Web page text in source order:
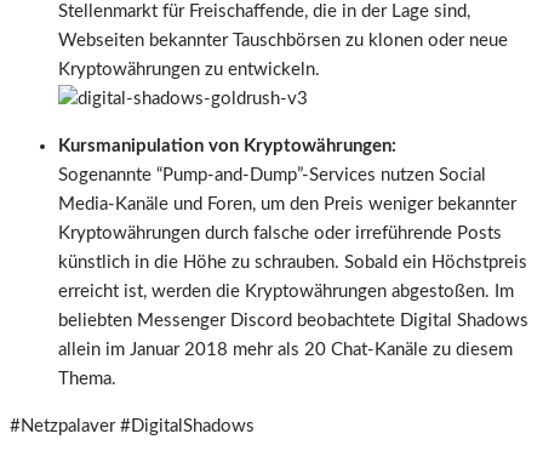
Stellenmarkt für Freischaffende, die in der Lage sind,
Webseiten bekannter Tauschbörsen zu klonen oder neue
Kryptowährungen zu entwickeln.
Kursmanipulation von Kryptowährungen:
Sogenannte “Pump-and-Dump”-Services nutzen Social
Media-Kanäle und Foren, um den Preis weniger bekannter
Kryptowährungen durch falsche oder irreführende Posts
künstlich in die Höhe zu schrauben. Sobald ein Höchstpreis
erreicht ist, werden die Kryptowährungen abgestoßen. Im
beliebten Messenger Discord beobachtete Digital Shadows
allein im Januar 2018 mehr als 20 Chat-Kanäle zu diesem
Thema.
#Netzpalaver #DigitalShadows